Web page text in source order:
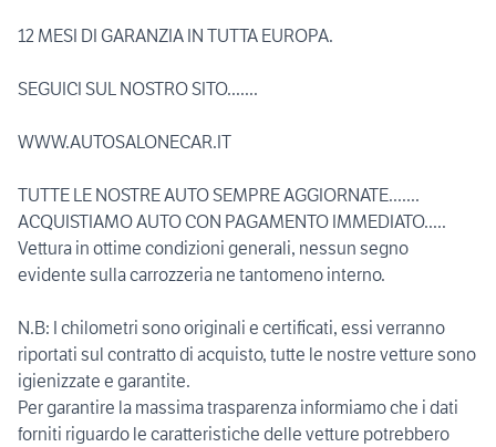
12 MESI DI GARANZIA IN TUTTA EUROPA.
SEGUICI SUL NOSTRO SITO.......
WWW.AUTOSALONECAR.IT
TUTTE LE NOSTRE AUTO SEMPRE AGGIORNATE.......
ACQUISTIAMO AUTO CON PAGAMENTO IMMEDIATO.....
Vettura in ottime condizioni generali, nessun segno
evidente sulla carrozzeria ne tantomeno interno.
N.B: I chilometri sono originali e certificati, essi verranno
riportati sul contratto di acquisto, tutte le nostre vetture sono
igienizzate e garantite.
Per garantire la massima trasparenza informiamo che i dati
forniti riguardo le caratteristiche delle vetture potrebbero